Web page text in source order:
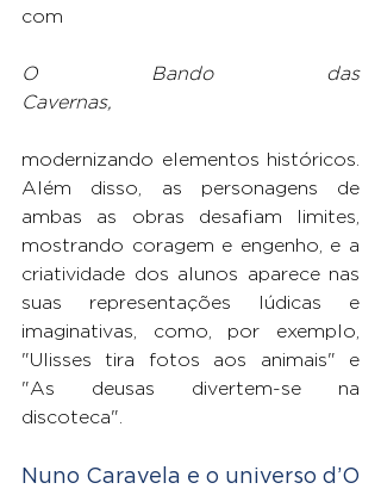
com
O Bando das
Cavernas,
modernizando elementos históricos.
Além disso, as personagens de
ambas as obras desafiam limites,
mostrando coragem e engenho, e a
criatividade dos alunos aparece nas
suas representações lúdicas e
imaginativas, como, por exemplo,
"Ulisses tira fotos aos animais" e
"As deusas divertem-se na
discoteca".
Nuno Caravela e o universo d’O